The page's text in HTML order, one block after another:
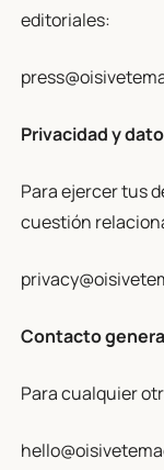
editoriales:
Privacidad y
Para ejercer tus
cuestión
Contacto
Para cualquier